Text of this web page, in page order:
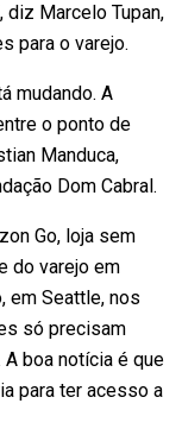
Marcelo Tupan,
para o varejo.
mudando. A
o ponto de
Manduca,
Dom Cabral.
Go, loja sem
do varejo em
em Seattle, nos
só precisam
A boa notícia é que
para ter acesso a